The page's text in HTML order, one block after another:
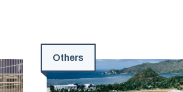
Others